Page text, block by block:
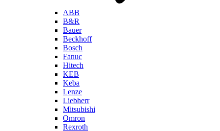
ABB
B&R
Bauer
Beckhoff
Bosch
Fanuc
Hitech
KEB
Keba
Lenze
Liebherr
Mitsubishi
Omron
Rexroth